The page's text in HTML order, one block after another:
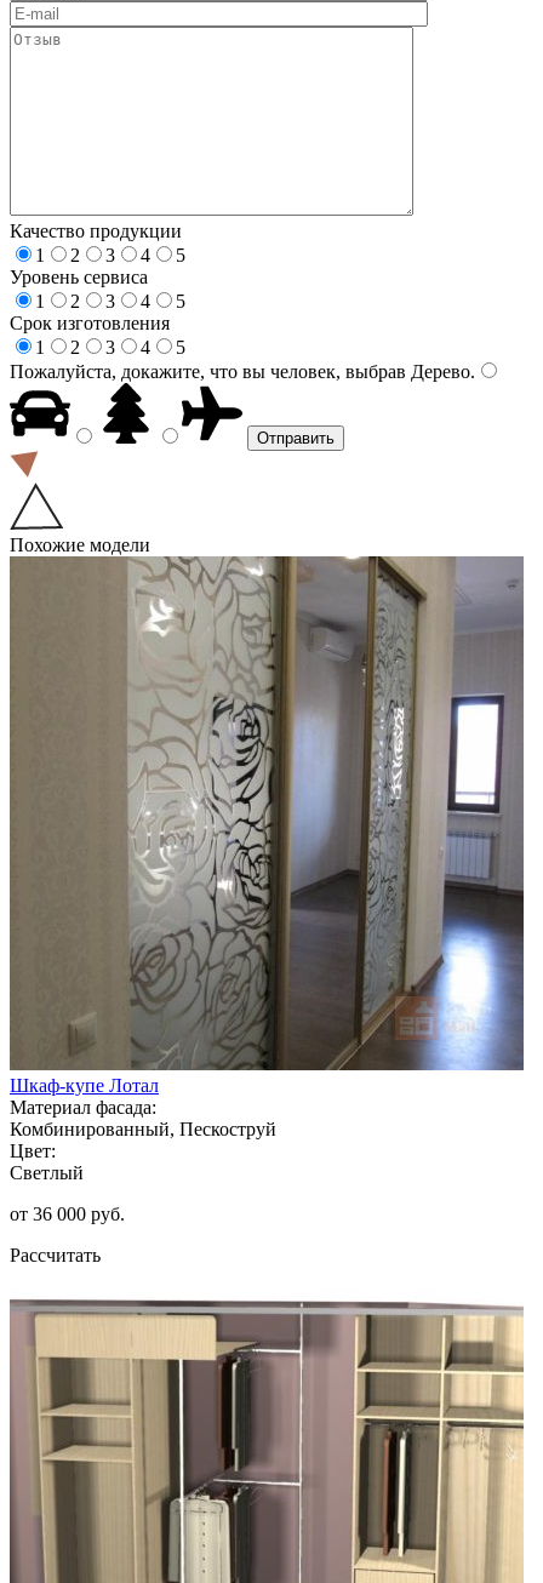
Качество продукции
1
2 3 4
5
Уровень сервиса
1
2 3 4
5
Срок изготовления
1
2 3 4
5
Пожалуйста, докажите, что вы человек, выбрав Дерево.
Похожие модели
Шкаф-купе Лотал
Материал фасада:
Комбинированный, Пескоструй
Цвет:
Светлый
от 36 000 руб.
Рассчитать